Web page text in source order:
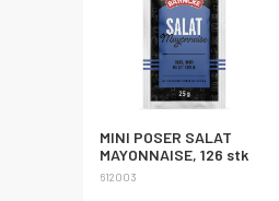
MINI POSER SALAT
MAYONNAISE, 126 stk
612003